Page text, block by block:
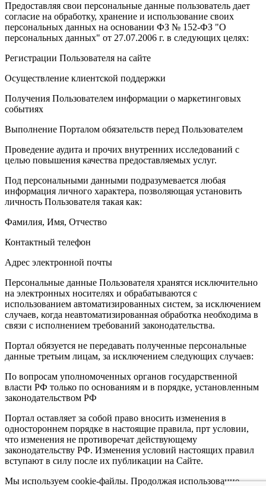
Предоставляя свои персональные данные пользователь дает
согласие на обработку, хранение и использование своих
персональных данных на основании ФЗ № 152-ФЗ "О
персональных данных" от 27.07.2006 г. в следующих целях:
Регистрации Пользователя на сайте
Осуществление клиентской поддержки
Получения Пользователем информации о маркетинговых
событиях
Выполнение Порталом обязательств перед Пользователем
Проведение аудита и прочих внутренних исследований с
целью повышения качества предоставляемых услуг.
Под персональными данными подразумевается любая
информация личного характера, позволяющая установить
личность Пользователя такая как:
Фамилия, Имя, Отчество
Контактный телефон
Адрес электронной почты
Персональные данные Пользователя хранятся исключительно
на электронных носителях и обрабатываются с
использованием автоматизированных систем, за исключением
случаев, когда неавтоматизированная обработка необходима в
связи с исполнением требований законодательства.
Портал обязуется не передавать полученные персональные
данные третьим лицам, за исключением следующих случаев:
По вопросам уполномоченных органов государственной
власти РФ только по основаниям и в порядке, установленным
законодательством РФ
Портал оставляет за собой право вносить изменения в
одностороннем порядке в настоящие правила, прт условии,
что изменения не противоречат действующему
законодательству РФ. Изменения условий настоящих правил
вступают в силу после их публикации на Сайте.
Мы используем cookie-файлы. Продолжая использование